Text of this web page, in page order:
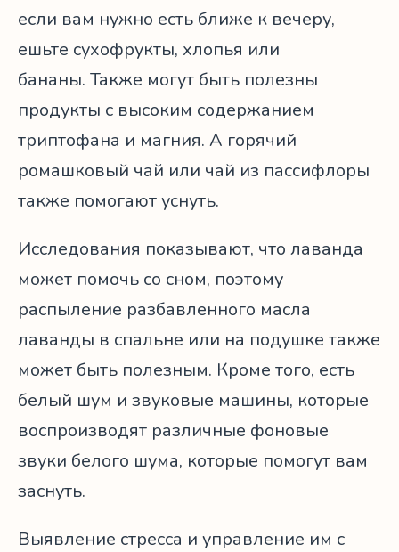
если вам нужно есть ближе к вечеру,
ешьте сухофрукты, хлопья или
бананы. Также могут быть полезны
продукты с высоким содержанием
триптофана и магния. А горячий
ромашковый чай или чай из пассифлоры
также помогают уснуть.
Исследования показывают, что лаванда
может помочь со сном, поэтому
распыление разбавленного масла
лаванды в спальне или на подушке также
может быть полезным. Кроме того, есть
белый шум и звуковые машины, которые
воспроизводят различные фоновые
звуки белого шума, которые помогут вам
заснуть.
Выявление стресса и управление им с